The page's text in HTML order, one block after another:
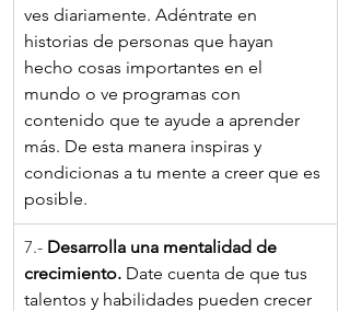
ves diariamente. Adéntrate en
historias de personas que hayan
hecho cosas importantes en el
mundo o ve programas con
contenido que te ayude a aprender
más. De esta manera inspiras y
condicionas a tu mente a creer que es
posible.
7.- Desarrolla una mentalidad de
crecimiento. Date cuenta de que tus
talentos y habilidades pueden crecer